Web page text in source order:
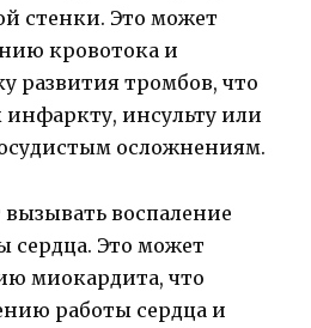
стенки. Это может
кровотока и
развития тромбов, что
инсульту или
осложнениям.
воспаление
Это может
миокардита, что
работы сердца и